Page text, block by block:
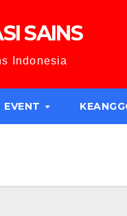
SAINS
Indonesia
EVENT